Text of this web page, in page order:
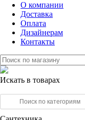
О компании
Доставка
Оплата
Дизайнерам
Контакты
Искать в товарах